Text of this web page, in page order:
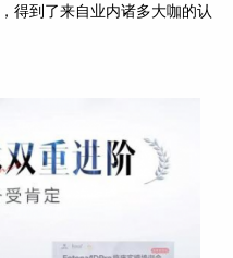
得到了来自业内诸多大咖的认